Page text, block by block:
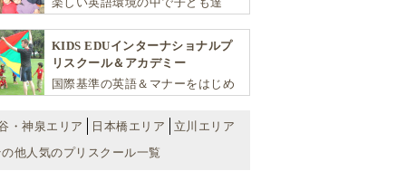
を育む少人数制のアットホームな
スクールです
KIDS EDUインターナショナルプ
リスクール＆アカデミー
国際基準の英語＆マナーをはじめ
としての多様な資質を育む「KIDS
EDU（キッズ・エデュ）」は幼児
から小学生まで一貫して学べる充
・神泉エリア 日本橋エリア
立川エリア
の他人気のプリスクール一覧